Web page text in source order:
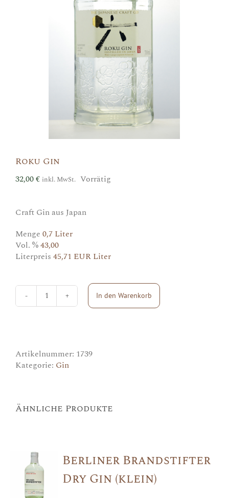
Roku Gin
32,00€ inkl. MwSt. Vorrätig
Craft Gin aus Japan
Menge 0,7 Liter
Vol. %43,00
Literpreis 45,71 EUR Liter
Roku
Gin
In den Warenkorb
Artikelnummer: 1739
Kategorie: Gin
Ähnliche Produkte
Berliner Brandstifter
Dry Gin (klein)